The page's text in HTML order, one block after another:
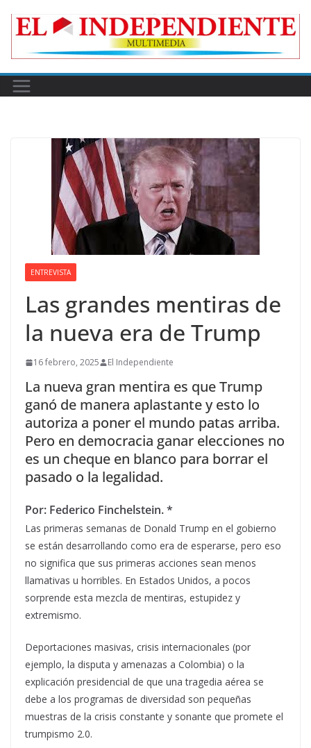
ENTREVISTA
Las grandes mentiras de
la nueva era de Trump
16 febrero, 2025 El Independiente
La nueva gran mentira es que Trump
ganó de manera aplastante y esto lo
autoriza a poner el mundo patas arriba.
Pero en democracia ganar elecciones no
es un cheque en blanco para borrar el
pasado o la legalidad.
Por: Federico Finchelstein. *
Las primeras semanas de Donald Trump en el gobierno
se están desarrollando como era de esperarse, pero eso
no significa que sus primeras acciones sean menos
llamativas u horribles. En Estados Unidos, a pocos
sorprende esta mezcla de mentiras, estupidez y
extremismo.
Deportaciones masivas, crisis internacionales (por
ejemplo, la disputa y amenazas a Colombia) o la
explicación presidencial de que una tragedia aérea se
debe a los programas de diversidad son pequeñas
muestras de la crisis constante y sonante que promete el
trumpismo 2.0.